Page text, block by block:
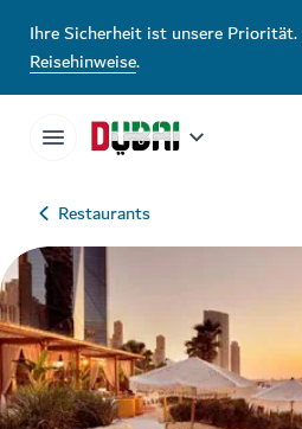
Ihre Sicherheit ist unsere Priorität.
Reisehinweise.
Restaurants